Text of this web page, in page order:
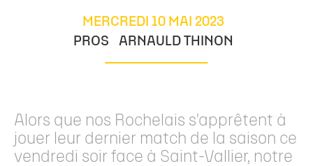
MERCREDI 10 MAI 2023
PROS
ARNAULD THINON
Alors que nos Rochelais s'apprêtent à
jouer leur dernier match de la saison ce
vendredi soir face à Saint-Vallier, notre